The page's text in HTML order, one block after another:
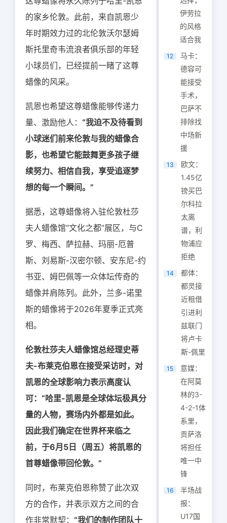
的家乡伦敦。此前，来自凯恩少
年时期效力过的北伦敦沃尔瑟姆
斯托里奇韦流浪者俱乐部的年轻
小球员们，已经提前一睹了这尊
蜡像的风采。
凯恩也希望这尊蜡像能够传递力
量、激励他人： “我迫不及待看到
小球迷们前来伦敦与我的蜡像合
影，也希望它能鼓舞更多孩子继
续努力、相信自我，享受追逐梦
想的每一个瞬间。”
据悉，这尊蜡像将入驻伦敦杜莎
夫人蜡像馆“文化之都”展区，与C
罗、梅西、萨拉赫、玛丽-厄普
斯、刘易斯-汉密尔顿、安东尼-约
书亚、姆巴佩等一众体坛传奇的
蜡像并肩陈列。此外，兰多-诺里
斯的蜡像将于2026年夏季正式亮
相。
伦敦杜莎夫人蜡像馆总经理史蒂
夫-布莱克伯恩在接受采访时，对
凯恩的全球影响力表示高度认
可：“哈里-凯恩是全球体坛极具分
量的人物，赛场内外都是如此。
因此我们确定在世界杯来临之
前，于6月5日（周五）将凯恩的
首尊蜡像带回伦敦。”
同时，布莱克伯恩称赞了此次双
方的合作，并表示双方之间的合
作非常默契： “我们的制作团队十
伊劳拉
的风格
适合我
12
马卡：
德容可
能接受
手术，
巴萨不
排除找
中场新
援
13
欧文：
1.45亿
镑买巴
尔科拉
太离
谱，利
物浦应
拒绝
14
都体：
都灵接
近租借
引进利
兹联门
将卢卡
斯-佩里
15
意媒：
在阿莫
林的3-
4-2-1体
系里，
贡萨洛
将担任
唯一中
锋
16
半场战
报：
U17国